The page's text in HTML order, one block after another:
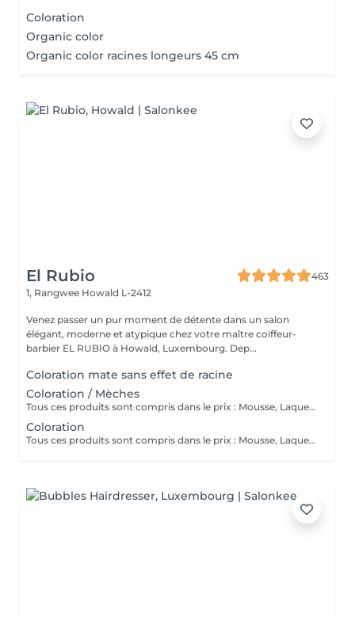
Coloration
Organic color
Organic color racines longeurs 45 cm
El Rubio
463
1, Rangwee Howald L-2412
Venez passer un pur moment de détente dans un salon
élégant, moderne et atypique chez votre maître coiffeur-
barbier EL RUBIO à Howald, Luxembourg. Dep...
Coloration mate sans effet de racine
Coloration / Mèches
Tous ces produits sont compris dans le prix : Mousse, Laque, Gel, Soin démêlant, Shampoing spécifique. Tous les produits que nous utilisons sont des produits de qualité professionnelle.
Coloration
Tous ces produits sont compris dans le prix : Mousse, Laque, Gel, Soin démêlant, Shampoing spécifique. Tous les produits que nous utilisons sont des produits de qualité professionnelle.